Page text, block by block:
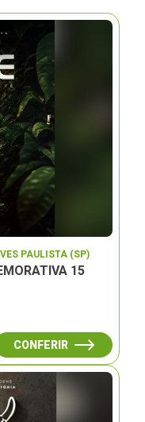
PAULISTA (SP)
15
CONFERIR